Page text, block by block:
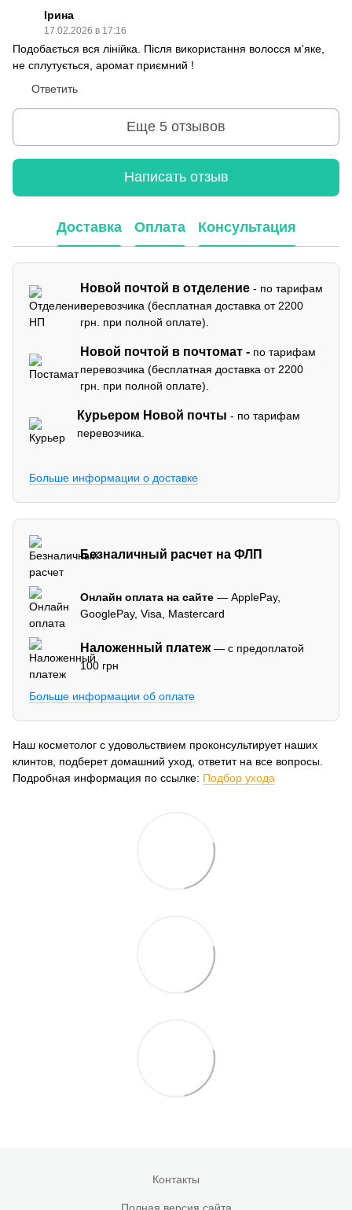
Ірина
17.02.2026 в 17:16
Подобається вся лінійка. Після використання волосся м'яке,
не сплутується, аромат приємний !
Ответить
Еще 5 отзывов
Написать отзыв
Доставка Оплата Консультация
Новой почтой в отделение - по тарифам
перевозчика (бесплатная доставка от 2200
грн. при полной оплате).
Новой почтой в почтомат - по тарифам
перевозчика (бесплатная доставка от 2200
грн. при полной оплате).
Курьером Новой почты - по тарифам
перевозчика.
Больше информации о доставке
Безналичный расчет на ФЛП
Онлайн оплата на сайте — ApplePay,
GooglePay, Visa, Mastercard
Наложенный платеж— с предоплатой
100 грн
Больше информации об оплате
Наш косметолог с удовольствием проконсультирует наших
клинтов, подберет домашний уход, ответит на все вопросы.
Подробная информация по ссылке: Подбор ухода
Контакты
Полная версия сайта